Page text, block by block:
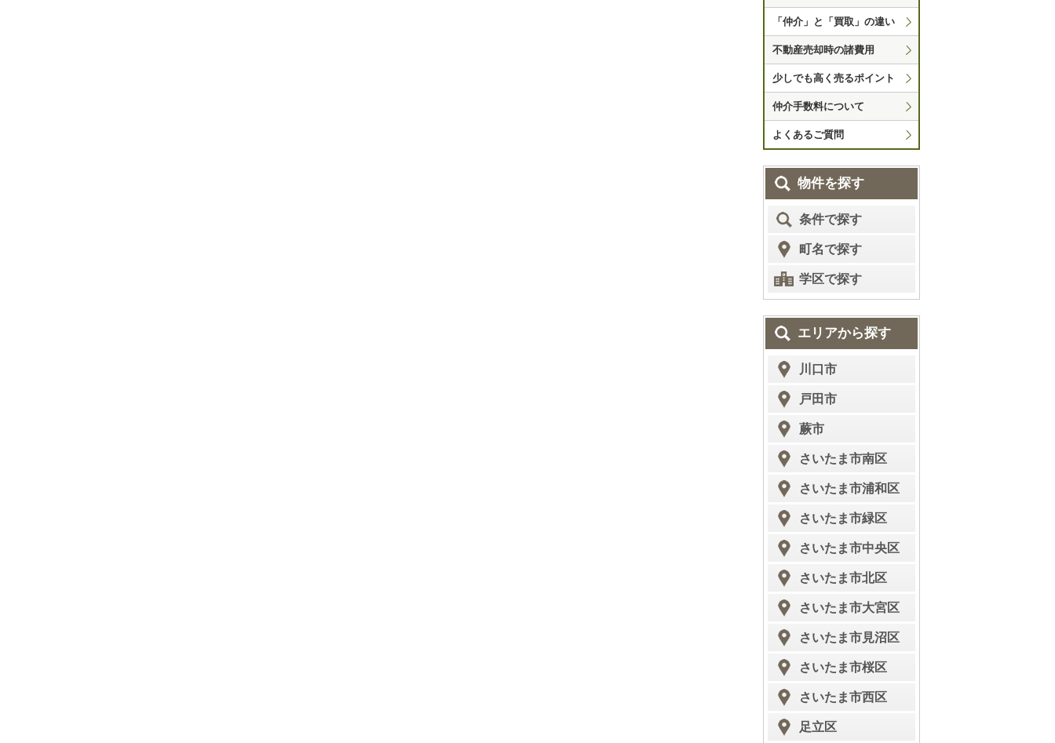
「仲介」と「買取」の違い
不動産売却時の諸費用
少しでも高く売るポイント
仲介手数料について
よくあるご質問
物件を探す
条件で探す
町名で探す
学区で探す
エリアから探す
川口市
戸田市
蕨市
さいたま市南区
さいたま市浦和区
さいたま市緑区
さいたま市中央区
さいたま市北区
さいたま市大宮区
さいたま市見沼区
さいたま市桜区
さいたま市西区
足立区